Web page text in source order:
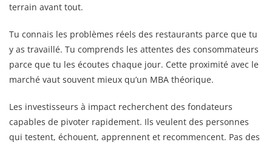
terrain avant tout.
Tu connais les problèmes réels des restaurants parce que tu
y as travaillé. Tu comprends les attentes des consommateurs
parce que tu les écoutes chaque jour. Cette proximité avec le
marché vaut souvent mieux qu’un MBA théorique.
Les investisseurs à impact recherchent des fondateurs
capables de pivoter rapidement. Ils veulent des personnes
qui testent, échouent, apprennent et recommencent. Pas des